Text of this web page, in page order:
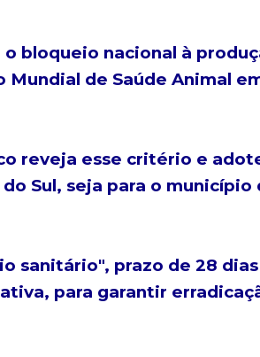
bloqueio nacional à
de Saúde Animal
reveja esse critério e
Sul, seja para o município
sanitário", prazo de 28
para garantir